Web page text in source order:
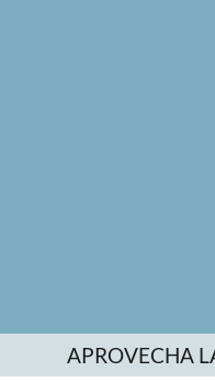
APROVECHA